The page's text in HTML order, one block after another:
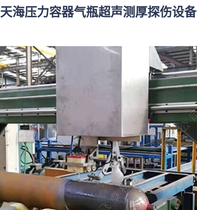
天海压力容器气瓶超声测厚探伤设备